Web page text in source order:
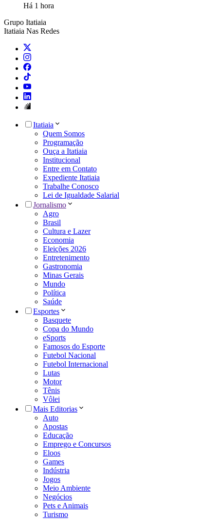
Há 1 hora
Grupo Itatiaia
Itatiaia Nas Redes
Itatiaia
Quem Somos
Programação
Ouça a Itatiaia
Institucional
Entre em Contato
Expediente Itatiaia
Trabalhe Conosco
Lei de Igualdade Salarial
Jornalismo
Agro
Brasil
Cultura e Lazer
Economia
Eleições 2026
Entretenimento
Gastronomia
Minas Gerais
Mundo
Política
Saúde
Esportes
Basquete
Copa do Mundo
eSports
Famosos do Esporte
Futebol Nacional
Futebol Internacional
Lutas
Motor
Tênis
Vôlei
Mais Editorias
Auto
Apostas
Educação
Emprego e Concursos
Eloos
Games
Indústria
Jogos
Meio Ambiente
Negócios
Pets e Animais
Turismo